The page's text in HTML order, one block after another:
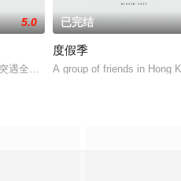
及旅客體驗總經理楊尚偉與夥伴呂芷
5.0
遇全球系統故障而出現混亂，客運大
已完结
度假季
A group of friends in Hong